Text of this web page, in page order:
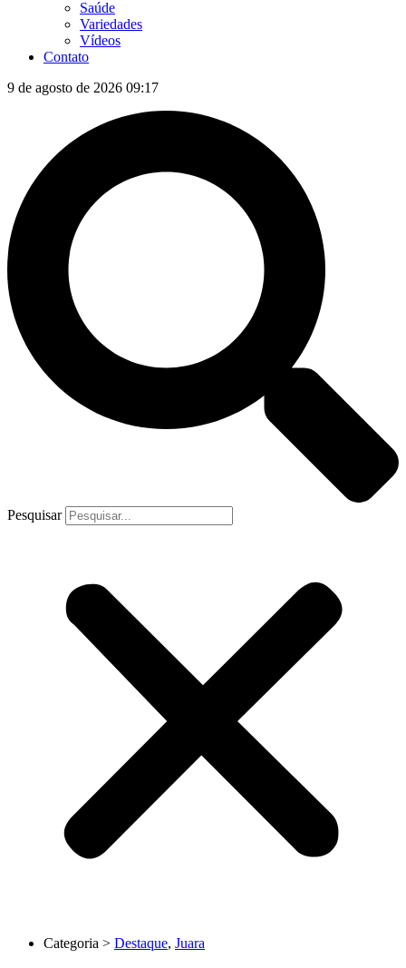
Saúde
Variedades
Vídeos
Contato
9 de agosto de 2026 09:17
Pesquisar
Categoria > Destaque, Juara